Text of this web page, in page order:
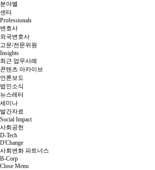
분야별
센터
Professionals
변호사
외국변호사
고문/전문위원
Insights
최근 업무사례
콘텐츠 아카이브
언론보도
법인소식
뉴스레터
세미나
발간자료
Social Impact
사회공헌
D-Tech
D'Change
사회변화 파트너스
B-Corp
Close Menu